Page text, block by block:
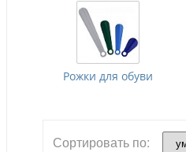
Рожки для обуви
Сортировать по: